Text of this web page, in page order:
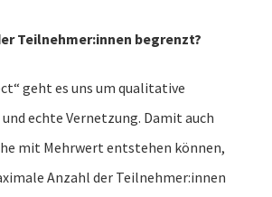
Teilnehmer:innen begrenzt?
geht es uns um qualitative
echte Vernetzung. Damit auch
mit Mehrwert entstehen können,
Anzahl der Teilnehmer:innen